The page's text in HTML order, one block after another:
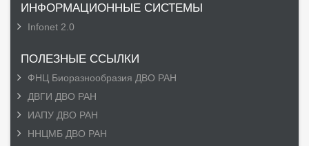
ИНФОРМАЦИОННЫЕ СИСТЕМЫ
Infonet 2.0
ПОЛЕЗНЫЕ ССЫЛКИ
ФНЦ Биоразнообразия ДВО РАН
ДВГИ ДВО РАН
ИАПУ ДВО РАН
ННЦМБ ДВО РАН